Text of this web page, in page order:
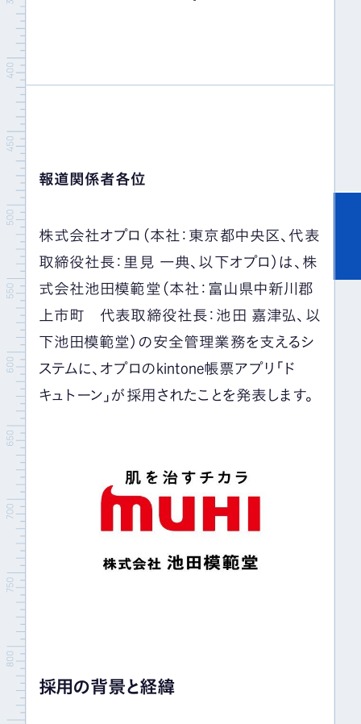
お問い合わせ
報道関係者各位
株式会社オプロ（本社：東京都中央区、代表
取締役社長：里見 一典、以下オプロ）は、株
式会社池田模範堂（本社：富山県中新川郡
上市町 代表取締役社長：池田 嘉津弘、以
下池田模範堂）の安全管理業務を支えるシ
ステムに、オプロのkintone帳票アプリ「ド
キュトーン」が採用されたことを発表します。
採用の背景と経緯